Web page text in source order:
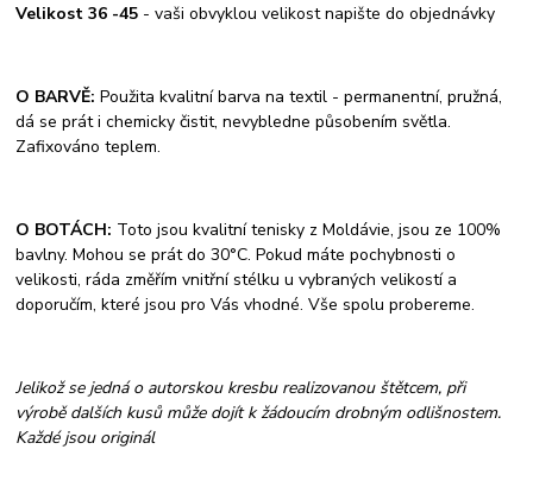
Velikost 36 -45 - vaši obvyklou velikost napište do objednávky
O BARVĚ: Použita kvalitní barva na textil - permanentní, pružná,
dá se prát i chemicky čistit, nevybledne působením světla.
Zafixováno teplem.
O BOTÁCH: Toto jsou kvalitní tenisky z Moldávie, jsou ze 100%
bavlny. Mohou se prát do 30°C. Pokud máte pochybnosti o
velikosti, ráda změřím vnitřní stélku u vybraných velikostí a
doporučím, které jsou pro Vás vhodné. Vše spolu probereme.
Jelikož se jedná o autorskou kresbu realizovanou štětcem, při
výrobě dalších kusů může dojít k žádoucím drobným odlišnostem.
Každé jsou originál